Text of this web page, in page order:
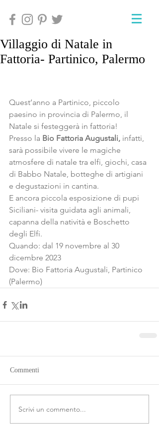
Villaggio di Natale in
Fattoria- Partinico, Palermo
Quest’anno a Partinico, piccolo
paesino in provincia di Palermo, il
Natale si festeggerà in fattoria!
Presso la Bio Fattoria Augustali, infatti,
sarà possibile vivere le magiche
atmosfere di natale tra elfi, giochi, casa
di Babbo Natale, botteghe di artigiani
e degustazioni in cantina.
E ancora piccola esposizione di pupi
Siciliani- visita guidata agli animali,
capanna della natività e Boschetto
degli Elfi.
Quando: dal 19 novembre al 30
dicembre 2023
Dove: Bio Fattoria Augustali, Partinico
(Palermo)
Commenti
Scrivi un commento...